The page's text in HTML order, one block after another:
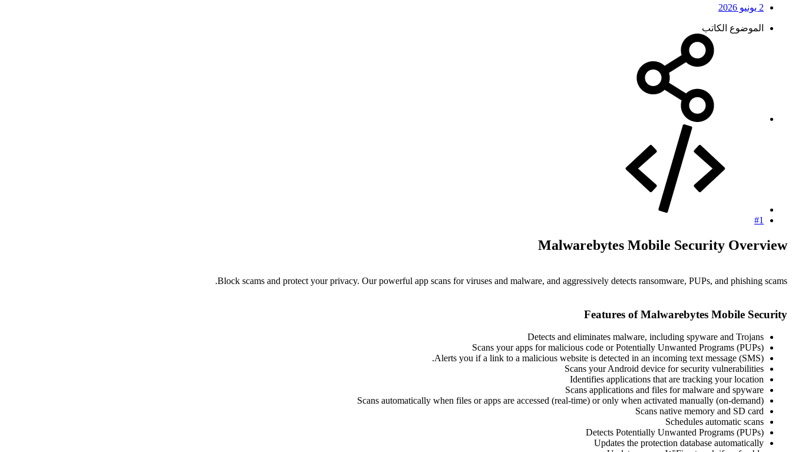
2 يونيو 2026
الموضوع الكاتب
#1
Malwarebytes Mobile Security Overview​
Block scams and protect your privacy. Our powerful app scans for viruses and malware, and aggressively detects ransomware, PUPs, and phishing scams.
Features of Malwarebytes Mobile Security​
Detects and eliminates malware, including spyware and Trojans
Scans your apps for malicious code or Potentially Unwanted Programs (PUPs)
Alerts you if a link to a malicious website is detected in an incoming text message (SMS).
Scans your Android device for security vulnerabilities
Identifies applications that are tracking your location
Scans applications and files for malware and spyware
Scans automatically when files or apps are accessed (real-time) or only when activated manually (on-demand)
Scans native memory and SD card
Schedules automatic scans
Detects Potentially Unwanted Programs (PUPs)
Updates the protection database automatically